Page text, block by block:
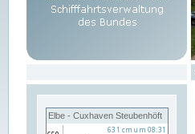
Elbe - Cuxhaven Steubenhöft